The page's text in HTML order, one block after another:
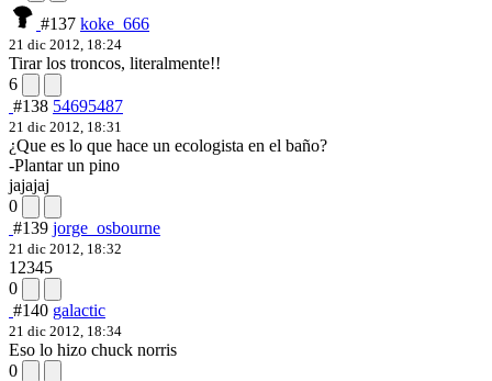
#137 koke_666
21 dic 2012, 18:24
Tirar los troncos, literalmente!!
6
#138 54695487
21 dic 2012, 18:31
¿Que es lo que hace un ecologista en el baño?
-Plantar un pino
jajajaj
0
#139 jorge_osbourne
21 dic 2012, 18:32
12345
0
#140 galactic
21 dic 2012, 18:34
Eso lo hizo chuck norris
0